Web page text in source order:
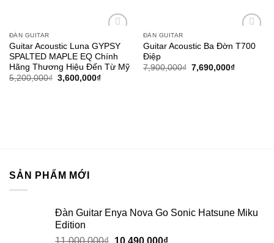
wishlist
ĐÀN GUITAR
Guitar Acoustic Luna GYPSY
SPALTED MAPLE EQ Chính
Hãng Thương Hiệu Đến Từ Mỹ
5,200,000₫ 3,600,000₫
wishlist
ĐÀN GUITAR
Guitar Acoustic Ba Đờn T700
Điệp
7,900,000₫ 7,690,000₫
SẢN PHẨM MỚI
Đàn Guitar Enya Nova Go Sonic Hatsune Miku
Edition